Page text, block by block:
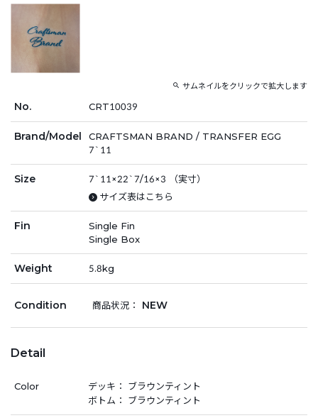
サムネイルをクリックで拡大します
No. CRT10039
Brand/Model
CRAFTSMAN BRAND / TRANSFER EGG
7`11
Size
7`11×22`7/16×3 （実寸）
サイズ表はこちら
Fin
Single Fin
Single Box
Weight 5.8kg
Condition 商品状況： NEW
Detail
Color
デッキ： ブラウンティント
ボトム： ブラウンティント